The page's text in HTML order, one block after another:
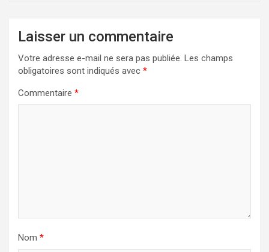
Laisser un commentaire
Votre adresse e-mail ne sera pas publiée. Les champs
obligatoires sont indiqués avec *
Commentaire *
Nom *